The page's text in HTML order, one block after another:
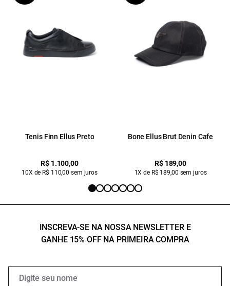
Tenis Finn Ellus Preto
R$ 1.100,00
10X de R$ 110,00 sem juros
Bone Ellus Brut Denin Cafe
R$ 189,00
1X de R$ 189,00 sem juros
INSCREVA-SE NA NOSSA NEWSLETTER E
GANHE 15% OFF NA PRIMEIRA COMPRA